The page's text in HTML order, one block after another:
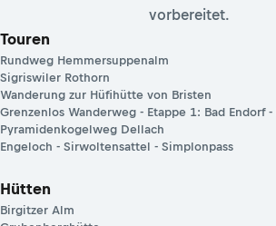
vorbereitet.
Touren
Rundweg Hemmersuppenalm
Sigriswiler Rothorn
Wanderung zur Hüfihütte von Bristen
Grenzenlos Wanderweg - Etappe 1: Bad Endorf
Pyramidenkogelweg Dellach
Engeloch - Sirwoltensattel - Simplonpass
Hütten
Birgitzer Alm